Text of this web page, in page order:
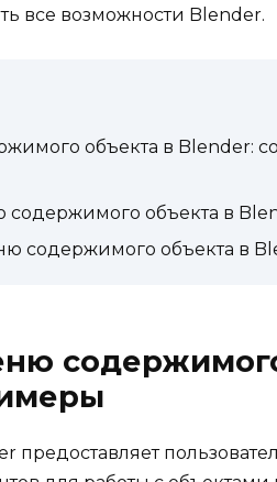
все возможности Blender.
объекта в Blender:
объекта в
содержимого объекта в